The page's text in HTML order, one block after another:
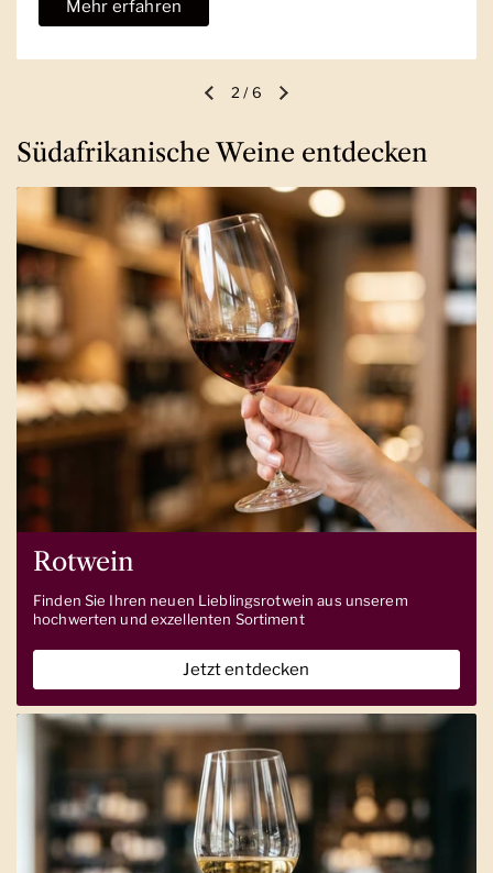
Mehr erfahren
Vorherige FolieNächste Folie
2 /6
Südafrikanische Weine entdecken
Rotwein
Finden Sie Ihren neuen Lieblingsrotwein aus unserem
hochwerten und exzellenten Sortiment
Jetzt entdecken